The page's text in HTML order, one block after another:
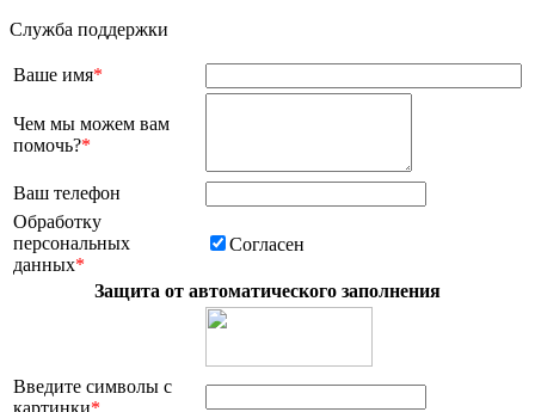
Служба поддержки
Ваше имя*
Чем мы можем вам
помочь?*
Ваш телефон
Обработку
персональных
данных*
Согласен
Защита от автоматического заполнения
Введите символы с
картинки*